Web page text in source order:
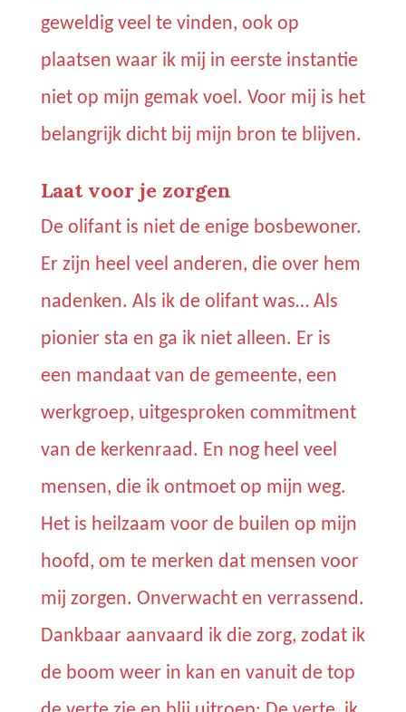
geweldig veel te vinden, ook op
plaatsen waar ik mij in eerste instantie
niet op mijn gemak voel. Voor mij is het
belangrijk dicht bij mijn bron te blijven.
Laat voor je zorgen
De olifant is niet de enige bosbewoner.
Er zijn heel veel anderen, die over hem
nadenken. Als ik de olifant was… Als
pionier sta en ga ik niet alleen. Er is
een mandaat van de gemeente, een
werkgroep, uitgesproken commitment
van de kerkenraad. En nog heel veel
mensen, die ik ontmoet op mijn weg.
Het is heilzaam voor de builen op mijn
hoofd, om te merken dat mensen voor
mij zorgen. Onverwacht en verrassend.
Dankbaar aanvaard ik die zorg, zodat ik
de boom weer in kan en vanuit de top